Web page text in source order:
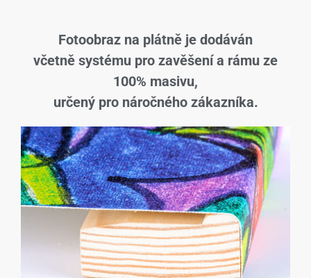
Fotoobraz na plátně je dodáván
včetně systému pro zavěšení a rámu ze
100% masivu,
určený pro náročného zákazníka.